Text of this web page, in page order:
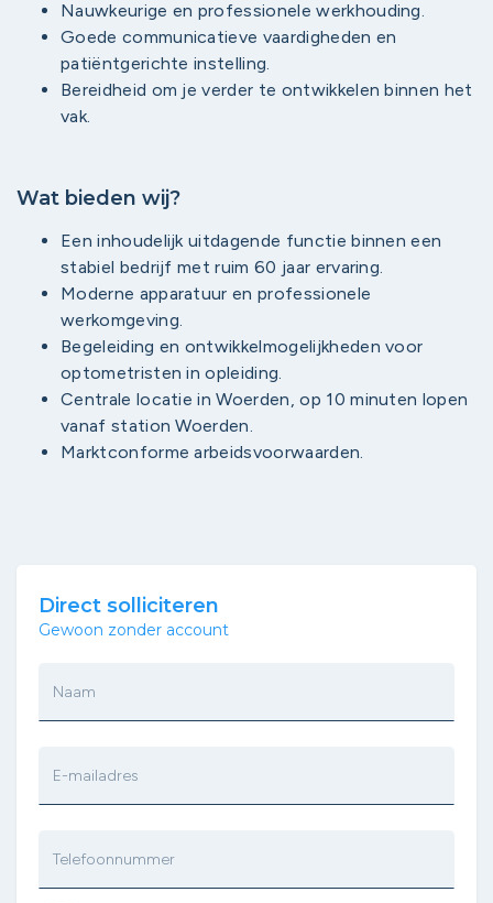
Nauwkeurige en professionele werkhouding.
Goede communicatieve vaardigheden en
patiëntgerichte instelling.
Bereidheid om je verder te ontwikkelen binnen het
vak.
Wat bieden wij?
Een inhoudelijk uitdagende functie binnen een
stabiel bedrijf met ruim 60 jaar ervaring.
Moderne apparatuur en professionele
werkomgeving.
Begeleiding en ontwikkelmogelijkheden voor
optometristen in opleiding.
Centrale locatie in Woerden, op 10 minuten lopen
vanaf station Woerden.
Marktconforme arbeidsvoorwaarden.
Direct solliciteren
Gewoon zonder account
Naam
E-mailadres
Telefoonnummer